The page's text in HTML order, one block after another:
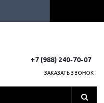
+7 (988) 240-70-07
ЗАКАЗАТЬ ЗВОНОК